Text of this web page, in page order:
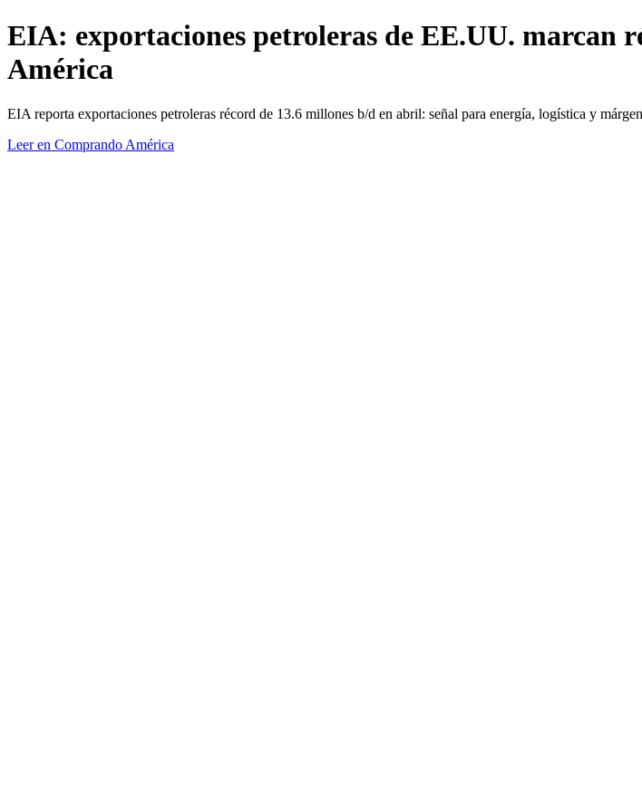
EIA: exportaciones petroleras de EE.UU. marcan
América
EIA reporta exportaciones petroleras récord de 13.6 millones b/d en abril: señal para energía, logística y
Leer en Comprando América